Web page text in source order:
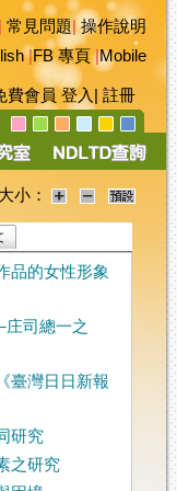
常見問題|操作說明
|FB 專頁|Mobile
費會員 登入 註冊
小：
品的女性形象
庄司總一之
臺灣日日新報
研究
之研究